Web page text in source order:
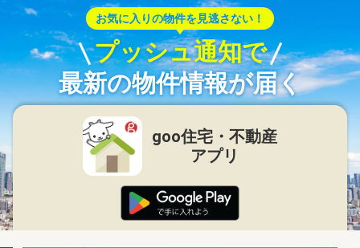
お気に入りの物件を見逃さない！
プッシュ通知で
最新の物件情報が届く
goo住宅・不動産
アプリ